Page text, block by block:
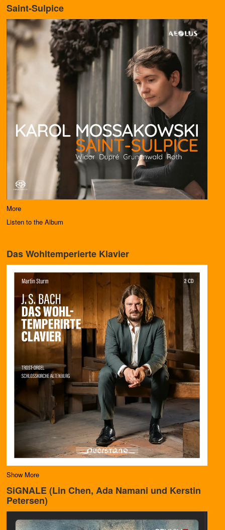
Saint-Sulpice
More
Listen to the Album
Das Wohltemperierte Klavier
Show More
SiGNALE (Lin Chen, Ada Namani und Kerstin
Petersen)